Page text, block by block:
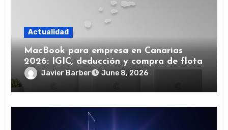
Actualidad
MacBook para empresa en Canarias
2026: IGIC, deducción y compra de flota
Javier Barber June 8, 2026